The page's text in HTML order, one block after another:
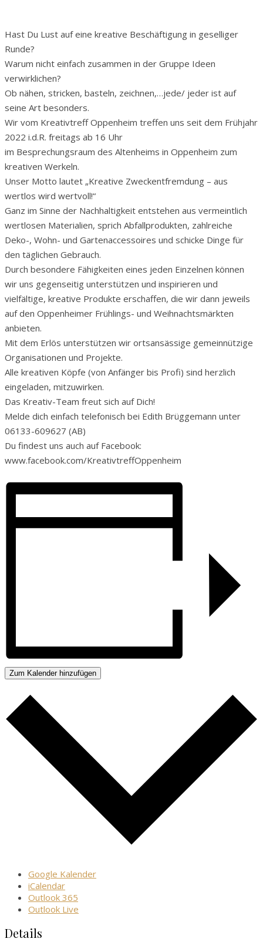
Hast Du Lust auf eine kreative Beschäftigung in geselliger
Runde?
Warum nicht einfach zusammen in der Gruppe Ideen
verwirklichen?
Ob nähen, stricken, basteln, zeichnen,…jede/ jeder ist auf
seine Art besonders.
Wir vom Kreativtreff Oppenheim treffen uns seit dem Frühjahr
2022 i.d.R. freitags ab 16 Uhr
im Besprechungsraum des Altenheims in Oppenheim zum
kreativen Werkeln.
Unser Motto lautet „Kreative Zweckentfremdung – aus
wertlos wird wertvoll!“
Ganz im Sinne der Nachhaltigkeit entstehen aus vermeintlich
wertlosen Materialien, sprich Abfallprodukten, zahlreiche
Deko-, Wohn- und Gartenaccessoires und schicke Dinge für
den täglichen Gebrauch.
Durch besondere Fähigkeiten eines jeden Einzelnen können
wir uns gegenseitig unterstützen und inspirieren und
vielfältige, kreative Produkte erschaffen, die wir dann jeweils
auf den Oppenheimer Frühlings- und Weihnachtsmärkten
anbieten.
Mit dem Erlös unterstützen wir ortsansässige gemeinnützige
Organisationen und Projekte.
Alle kreativen Köpfe (von Anfänger bis Profi) sind herzlich
eingeladen, mitzuwirken.
Das Kreativ-Team freut sich auf Dich!
Melde dich einfach telefonisch bei Edith Brüggemann unter
06133-609627 (AB)
Du findest uns auch auf Facebook:
www.facebook.com/KreativtreffOppenheim
Zum Kalender hinzufügen
Google Kalender
iCalendar
Outlook 365
Outlook Live
Details